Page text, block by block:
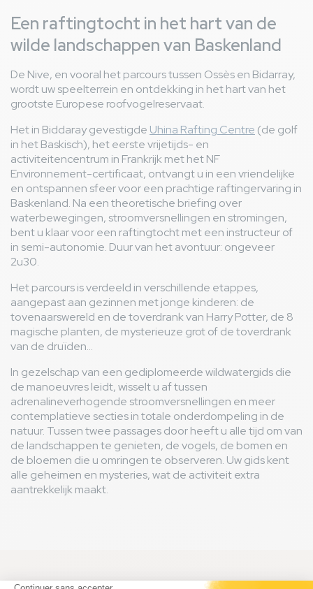
Een raftingtocht in het hart van de
wilde landschappen van Baskenland
De Nive, en vooral het parcours tussen Ossès en Bidarray,
wordt uw speelterrein en ontdekking in het hart van het
grootste Europese roofvogelreservaat.
Het in Biddaray gevestigde Uhina Rafting Centre (de golf
in het Baskisch), het eerste vrijetijds- en
activiteitencentrum in Frankrijk met het NF
Environnement-certificaat, ontvangt u in een vriendelijke
en ontspannen sfeer voor een prachtige raftingervaring in
Baskenland. Na een theoretische briefing over
waterbewegingen, stroomversnellingen en stromingen,
bent u klaar voor een raftingtocht met een instructeur of
in semi-autonomie. Duur van het avontuur: ongeveer
2u30.
Het parcours is verdeeld in verschillende etappes,
aangepast aan gezinnen met jonge kinderen: de
tovenaarswereld en de toverdrank van Harry Potter, de 8
magische planten, de mysterieuze grot of de toverdrank
van de druïden...
In gezelschap van een gediplomeerde wildwatergids die
de manoeuvres leidt, wisselt u af tussen
adrenalineverhogende stroomversnellingen en meer
contemplatieve secties in totale onderdompeling in de
natuur. Tussen twee passages door heeft u alle tijd om van
de landschappen te genieten, de vogels, de bomen en
de bloemen die u omringen te observeren. Uw gids kent
alle geheimen en mysteries, wat de activiteit extra
aantrekkelijk maakt.